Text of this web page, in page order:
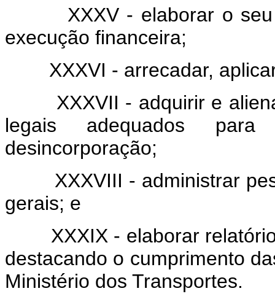
XXXV - elaborar o seu
execução financeira;
XXXVI - arrecadar, aplicar
XXXVII - adquirir e
legais adequados
desincorporação;
XXXVIII - administrar
gerais; e
XXXIX - elaborar relatório
destacando o cumprimento
Ministério dos Transportes.